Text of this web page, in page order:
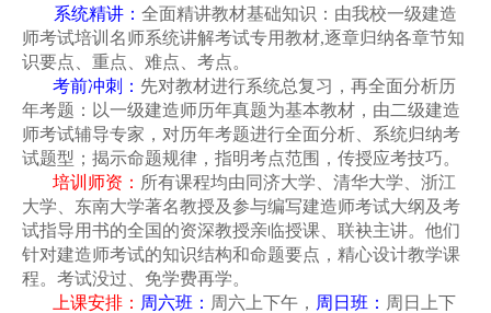
系统精讲： 全面精讲教材基础知识 ：由我校一级建造
师考试培训名师系统讲解考试专用教材,逐章归纳各章节知
识要点、重点、难点、考点。
考前冲刺： 先对教材进行系统总复习，再全面分析历
年考题：以一级建造师历年真题为基本教材，由二级建造
师考试辅导专家，对历年考题进行全面分析、系统归纳考
试题型；揭示命题规律，指明考点范围，传授应考技巧。
培训师资： 所有课程均由同济大学、清华大学、浙江
大学、东南大学著名教授及参与编写建造师考试大纲及考
试指导用书的全国的资深教授亲临授课、 联袂主讲。 他们
针对建造师考试的知识结构和命题要点，精心设计教学课
程。 考试没过、免学费再学。
上课安排： 周六班： 周六上下午， 周日班： 周日上下